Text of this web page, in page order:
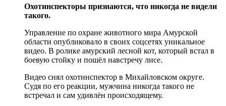
Охотинспекторы признаются, что никогда не видели
такого.
Управление по охране животного мира Амурской
области опубликовало в своих соцсетях уникальное
видео. В ролике амурский лесной кот, который встал в
боевую стойку и пошёл навстречу лисе.
Видео снял охотинспектор в Михайловском округе.
Судя по его реакции, мужчина никогда такого не
встречал и сам удивлён происходящему.